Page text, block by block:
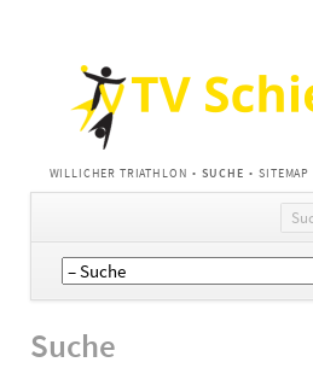
NAVIGATION
ÜBERSPRINGEN
WILLICHER TRIATHLON SUCHE SITEMAP
Navigation
Suche